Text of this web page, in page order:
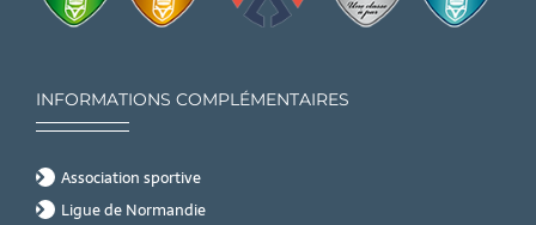
INFORMATIONS COMPLÉMENTAIRES
Association sportive
Ligue de Normandie